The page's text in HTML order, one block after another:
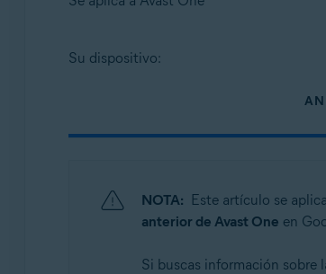
Sistemas operativos:
Su dispositivo:
NOTA: Este artículo se
anterior de Avast One en
Si buscas información sobre